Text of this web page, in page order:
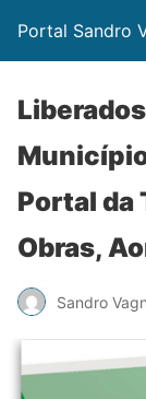
Portal Sandro
Portal da
Obras,
Sandro